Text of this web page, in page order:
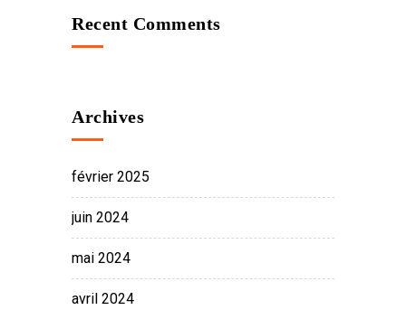
Recent Comments
Archives
février 2025
juin 2024
mai 2024
avril 2024